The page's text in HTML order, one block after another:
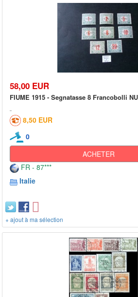
58,00 EUR
FIUME 1915 - Segnatasse 8 Francobolli
8,50 EUR
0
ACHETER
FR - 87***
Italie
+ ajout à ma sélection